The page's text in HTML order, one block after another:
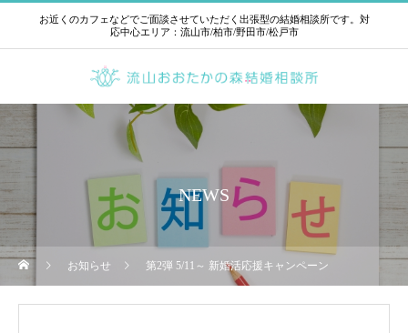
お近くのカフェなどでご面談させていただく出張型の結婚相談所です。対
応中心エリア：流山市/柏市/野田市/松戸市
NEWS
お知らせ 第2弾 5/11～ 新婚活応援キャンペーン